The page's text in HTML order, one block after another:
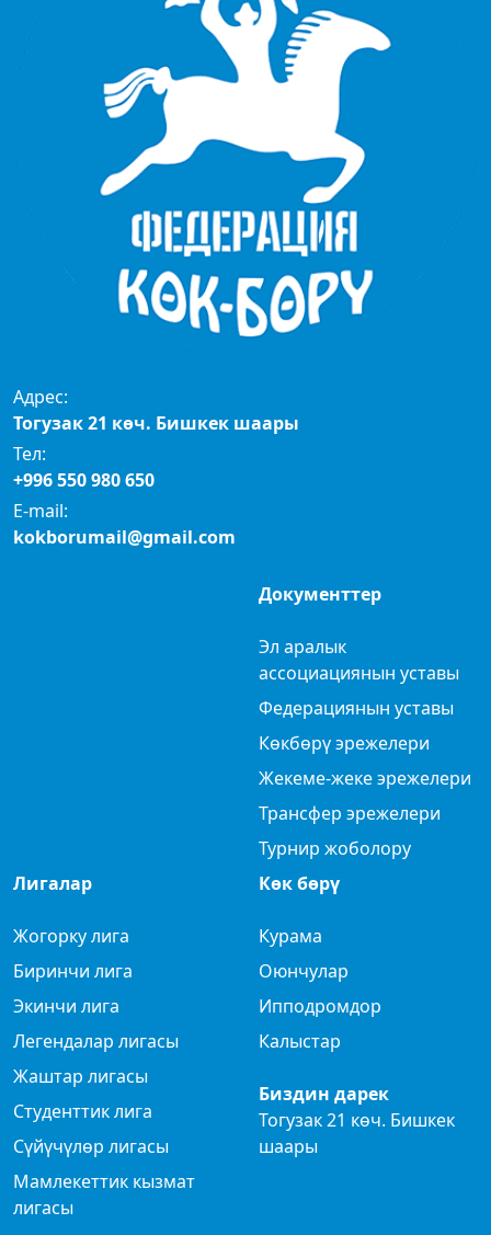
Адрес:
Тогузак 21 көч. Бишкек шаары
Тел:
+996 550 980 650
E-mail:
kokborumail@gmail.com
Документтер
Эл аралык
ассоциациянын уставы
Федерациянын уставы
Көкбөрү эрежелери
Жекеме-жеке эрежелери
Трансфер эрежелери
Турнир жоболору
Лигалар
Жогорку лига
Биринчи лига
Экинчи лига
Легендалар лигасы
Жаштар лигасы
Студенттик лига
Сүйүчүлөр лигасы
Мамлекеттик кызмат
лигасы
Көк бөрү
Курама
Оюнчулар
Ипподромдор
Калыстар
Биздин дарек
Тогузак 21 көч. Бишкек
шаары